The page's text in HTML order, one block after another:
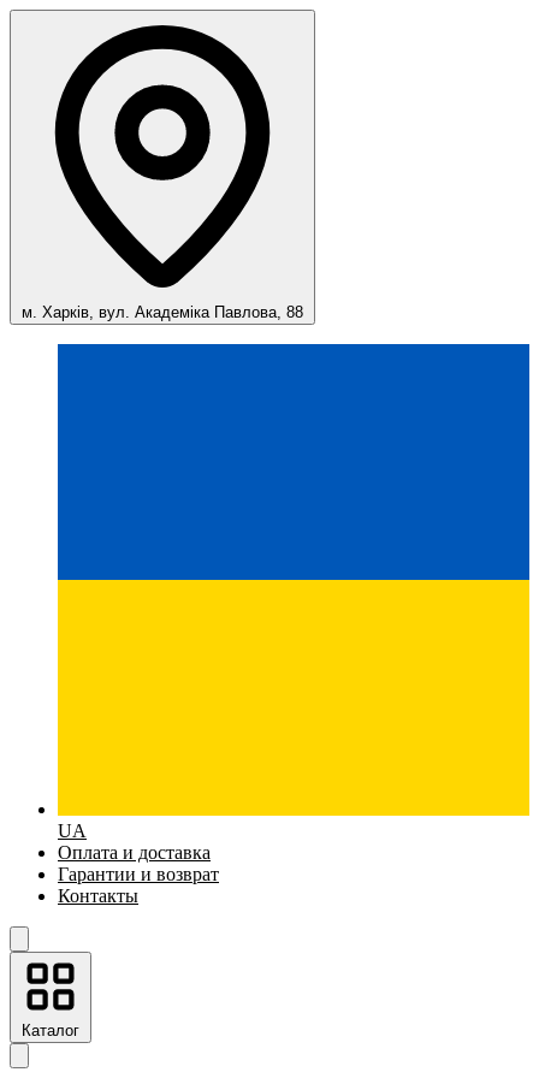
м. Харків, вул. Академіка Павлова, 88
UA
Оплата и доставка
Гарантии и возврат
Контакты
Каталог